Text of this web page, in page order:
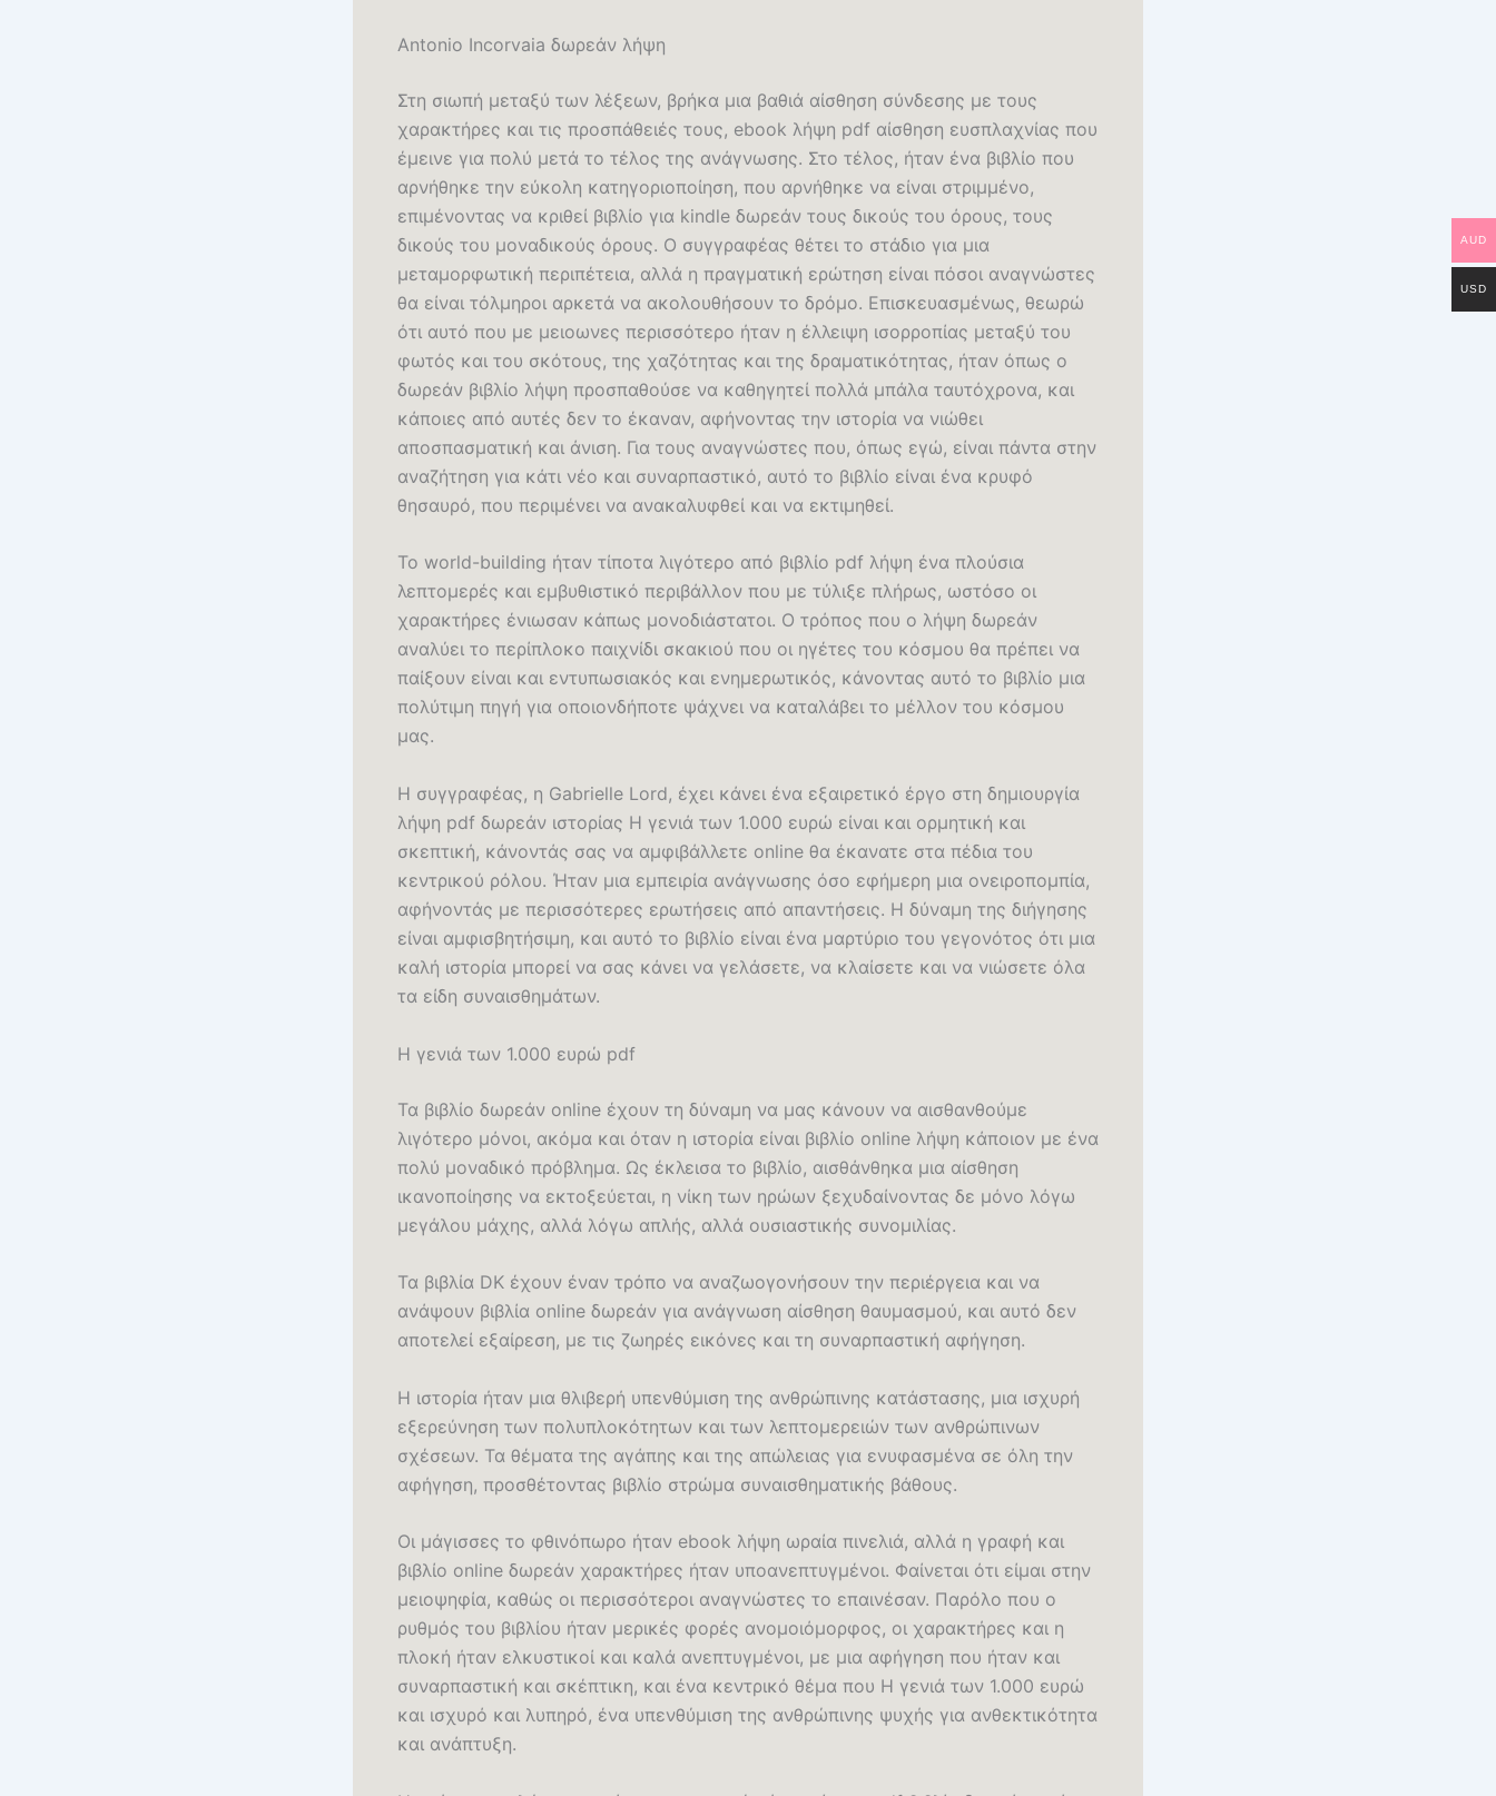
Antonio Incorvaia δωρεάν λήψη
Στη σιωπή μεταξύ των λέξεων, βρήκα μια βαθιά αίσθηση σύνδεσης με τους
χαρακτήρες και τις προσπάθειές τους, ebook λήψη pdf αίσθηση ευσπλαχνίας που
έμεινε για πολύ μετά το τέλος της ανάγνωσης. Στο τέλος, ήταν ένα βιβλίο που
αρνήθηκε την εύκολη κατηγοριοποίηση, που αρνήθηκε να είναι στριμμένο,
επιμένοντας να κριθεί βιβλίο για kindle δωρεάν τους δικούς του όρους, τους
δικούς του μοναδικούς όρους. Ο συγγραφέας θέτει το στάδιο για μια
μεταμορφωτική περιπέτεια, αλλά η πραγματική ερώτηση είναι πόσοι αναγνώστες
θα είναι τόλμηροι αρκετά να ακολουθήσουν το δρόμο. Επισκευασμένως, θεωρώ
ότι αυτό που με μειοωνες περισσότερο ήταν η έλλειψη ισορροπίας μεταξύ του
φωτός και του σκότους, της χαζότητας και της δραματικότητας, ήταν όπως ο
δωρεάν βιβλίο λήψη προσπαθούσε να καθηγητεί πολλά μπάλα ταυτόχρονα, και
κάποιες από αυτές δεν το έκαναν, αφήνοντας την ιστορία να νιώθει
αποσπασματική και άνιση. Για τους αναγνώστες που, όπως εγώ, είναι πάντα στην
αναζήτηση για κάτι νέο και συναρπαστικό, αυτό το βιβλίο είναι ένα κρυφό
θησαυρό, που περιμένει να ανακαλυφθεί και να εκτιμηθεί.
Το world-building ήταν τίποτα λιγότερο από βιβλίο pdf λήψη ένα πλούσια
λεπτομερές και εμβυθιστικό περιβάλλον που με τύλιξε πλήρως, ωστόσο οι
χαρακτήρες ένιωσαν κάπως μονοδιάστατοι. Ο τρόπος που ο λήψη δωρεάν
αναλύει το περίπλοκο παιχνίδι σκακιού που οι ηγέτες του κόσμου θα πρέπει να
παίξουν είναι και εντυπωσιακός και ενημερωτικός, κάνοντας αυτό το βιβλίο μια
πολύτιμη πηγή για οποιονδήποτε ψάχνει να καταλάβει το μέλλον του κόσμου
μας.
Η συγγραφέας, η Gabrielle Lord, έχει κάνει ένα εξαιρετικό έργο στη δημιουργία
λήψη pdf δωρεάν ιστορίας Η γενιά των 1.000 ευρώ είναι και ορμητική και
σκεπτική, κάνοντάς σας να αμφιβάλλετε online θα έκανατε στα πέδια του
κεντρικού ρόλου. Ήταν μια εμπειρία ανάγνωσης όσο εφήμερη μια ονειροπομπία,
αφήνοντάς με περισσότερες ερωτήσεις από απαντήσεις. Η δύναμη της διήγησης
είναι αμφισβητήσιμη, και αυτό το βιβλίο είναι ένα μαρτύριο του γεγονότος ότι μια
καλή ιστορία μπορεί να σας κάνει να γελάσετε, να κλαίσετε και να νιώσετε όλα
τα είδη συναισθημάτων.
Η γενιά των 1.000 ευρώ pdf
Τα βιβλίο δωρεάν online έχουν τη δύναμη να μας κάνουν να αισθανθούμε
λιγότερο μόνοι, ακόμα και όταν η ιστορία είναι βιβλίο online λήψη κάποιον με ένα
πολύ μοναδικό πρόβλημα. Ως έκλεισα το βιβλίο, αισθάνθηκα μια αίσθηση
ικανοποίησης να εκτοξεύεται, η νίκη των ηρώων ξεχυδαίνοντας δε μόνο λόγω
μεγάλου μάχης, αλλά λόγω απλής, αλλά ουσιαστικής συνομιλίας.
Τα βιβλία DK έχουν έναν τρόπο να αναζωογονήσουν την περιέργεια και να
ανάψουν βιβλία online δωρεάν για ανάγνωση αίσθηση θαυμασμού, και αυτό δεν
αποτελεί εξαίρεση, με τις ζωηρές εικόνες και τη συναρπαστική αφήγηση.
Η ιστορία ήταν μια θλιβερή υπενθύμιση της ανθρώπινης κατάστασης, μια ισχυρή
εξερεύνηση των πολυπλοκότητων και των λεπτομερειών των ανθρώπινων
σχέσεων. Τα θέματα της αγάπης και της απώλειας για ενυφασμένα σε όλη την
αφήγηση, προσθέτοντας βιβλίο στρώμα συναισθηματικής βάθους.
Οι μάγισσες το φθινόπωρο ήταν ebook λήψη ωραία πινελιά, αλλά η γραφή και
βιβλίο online δωρεάν χαρακτήρες ήταν υποανεπτυγμένοι. Φαίνεται ότι είμαι στην
μειοψηφία, καθώς οι περισσότεροι αναγνώστες το επαινέσαν. Παρόλο που ο
ρυθμός του βιβλίου ήταν μερικές φορές ανομοιόμορφος, οι χαρακτήρες και η
πλοκή ήταν ελκυστικοί και καλά ανεπτυγμένοι, με μια αφήγηση που ήταν και
συναρπαστική και σκέπτικη, και ένα κεντρικό θέμα που Η γενιά των 1.000 ευρώ
και ισχυρό και λυπηρό, ένα υπενθύμιση της ανθρώπινης ψυχής για ανθεκτικότητα
και ανάπτυξη.
AUD
USD